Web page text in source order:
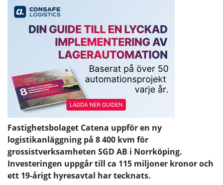
Fastighetsbolaget Catena uppför en ny
logistikanläggning på 8 400 kvm för
grossistverksamheten SGD AB i Norrköping.
Investeringen uppgår till ca 115 miljoner kronor och
ett 19-årigt hyresavtal har tecknats.